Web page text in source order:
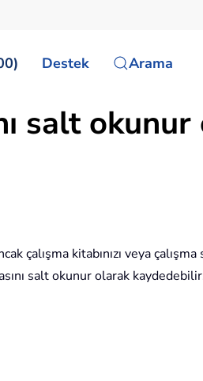
Destek Arama
salt
çalışma kitabınızı veya
salt okunur olarak